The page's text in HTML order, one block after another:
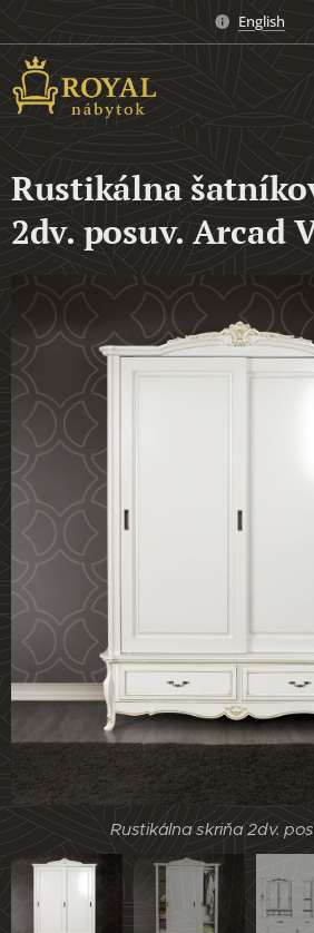
English
Rustikálna
2dv. posuv. Arcad
Rustikálna skriňa 2dv.
Rustikálna skriňa 2dv.
Rustikálna skriňa 2dv.